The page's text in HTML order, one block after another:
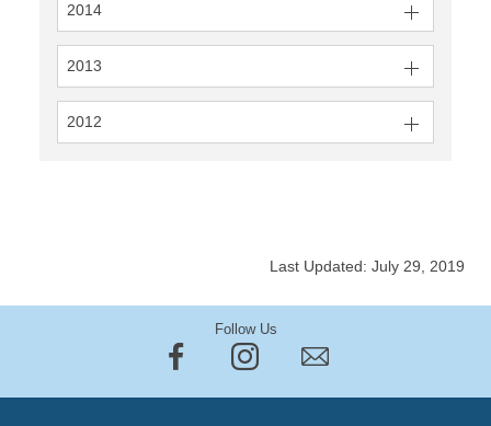
2014
2013
2012
Last Updated: July 29, 2019
Follow Us